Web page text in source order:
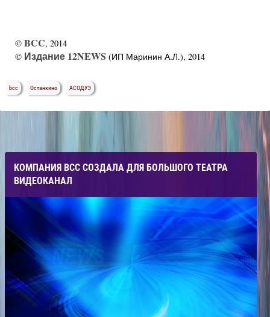
© BCC, 2014
© Издание 12NEWS (ИП Маринин А.Л.), 2014
bcc Останкино АСОДУЭ
КОМПАНИЯ ВСС СОЗДАЛА ДЛЯ БОЛЬШОГО ТЕАТРА
ВИДЕОКАНАЛ